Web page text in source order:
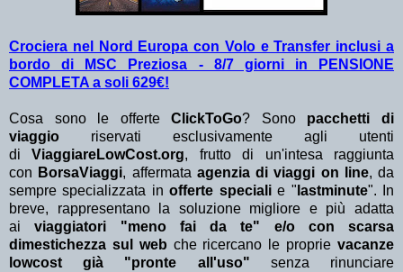
Crociera nel Nord Europa con Volo e Transfer inclusi a
bordo di MSC Preziosa - 8/7 giorni in PENSIONE
COMPLETA a soli 629€!
Cosa sono le offerteClickToGo? Sono pacchetti di
viaggio riservati esclusivamente agli utenti
diViaggiareLowCost.org, frutto di un'intesa raggiunta
con BorsaViaggi, affermata agenzia di viaggi on line, da
sempre specializzata in offerte specialie " lastminute". In
breve, rappresentano la soluzione migliore e più adatta
aiviaggiatori "meno fai da te" e/o con scarsa
dimestichezza sul web che ricercano le proprievacanze
lowcost già "pronte all'uso" senza rinunciare